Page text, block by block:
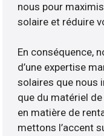
nous pour
solaire et réduire
En conséquence,
d’une expertise
solaires que nous
que du matériel
en matière de
mettons l’accent